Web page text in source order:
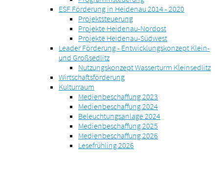
ESF Förderung in Heidenau 2014 - 2020
Projektsteuerung
Projekte Heidenau-Nordost
Projekte Heidenau-Südwest
Leader Förderung - Entwicklungskonzept Klein-
und Großsedlitz
Nutzungskonzept Wasserturm Kleinsedlitz
Wirtschaftsförderung
Kulturraum
Medienbeschaffung 2023
Medienbeschaffung 2024
Beleuchtungsanlage 2024
Medienbeschaffung 2025
Medienbeschaffung 2026
Lesefrühling 2026